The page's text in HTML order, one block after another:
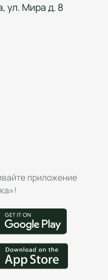
ул. Мира д. 8
приложение